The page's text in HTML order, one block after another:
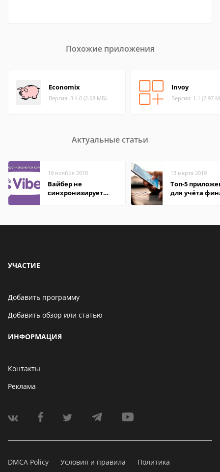
Похожие приложения
Economix
Версия: 3.4.0 (2.68 МБ)
Invoy
Версия: 1.1 (2.97
Актуальные статьи
19 ноября 2018
Вайбер не
синхронизирует
13 марта 2019
Топ-5
для учёта
УЧАСТИЕ
Добавить программу
Добавить обзор или статью
ИНФОРМАЦИЯ
Контакты
Реклама
DMCA Policy Условия и правила
Политика